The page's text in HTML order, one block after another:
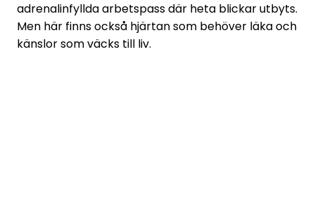
adrenalinfyllda arbetspass där heta blickar utbyts.
Men här finns också hjärtan som behöver läka och
känslor som väcks till liv.